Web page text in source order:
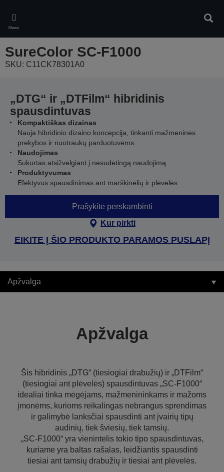
main
content
Meniu
SureColor SC-F1000
SKU: C11CK78301A0
„DTG“ ir „DTFilm“ hibridinis
spausdintuvas
Kompaktiškas dizainas
Nauja hibridinio dizaino koncepcija, tinkanti mažmeninės
prekybos ir nuotraukų parduotuvėms
Naudojimas
Sukurtas atsižvelgiant į nesudėtingą naudojimą
Produktyvumas
Efektyvus spausdinimas ant marškinėlių ir plėvelės
Prašykite perskambinti
Kur pirkti
EIKITE Į ŠIO PRODUKTO PARAMOS PUSLAPĮ
Apžvalga
Apžvalga
Šis hibridinis „DTG“ (tiesiogiai drabužių) ir „DTFilm“
(tiesiogiai ant plėvelės) spausdintuvas „SC-F1000“
idealiai tinka mėgėjams, mažmenininkams ir mažoms
įmonėms, kurioms reikalingas nebrangus sprendimas
ir galimybė lanksčiai spausdinti ant įvairių tipų
audinių, tiek šviesių, tiek tamsių.
„SC-F1000“ yra vienintelis tokio tipo spausdintuvas,
kuriame yra baltas rašalas, leidžiantis spausdinti
tiesiai ant tamsių drabužių ir tiesiai ant plėvelės.